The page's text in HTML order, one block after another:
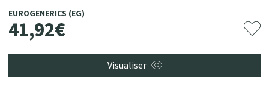
EUROGENERICS (EG)
41,92€
Visualiser